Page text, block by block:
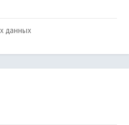
данных